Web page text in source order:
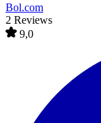
Bol.com
2 Reviews
9,0